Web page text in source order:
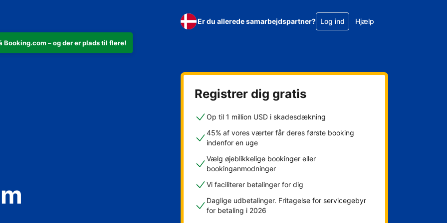
– og der er plads til flere!
Er du allerede samarbejdspartner? Log ind Hjælp
Registrer dig gratis
Op til 1 million USD i skadesdækning
45% af vores værter får deres første booking
indenfor en uge
Vælg øjeblikkelige bookinger eller
bookinganmodninger
Vi faciliterer betalinger for dig
Daglige udbetalinger. Fritagelse for servicegebyr
for betaling i 2026